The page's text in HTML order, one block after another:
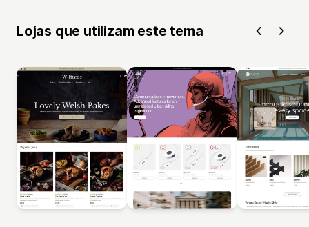
Lojas que utilizam este tema